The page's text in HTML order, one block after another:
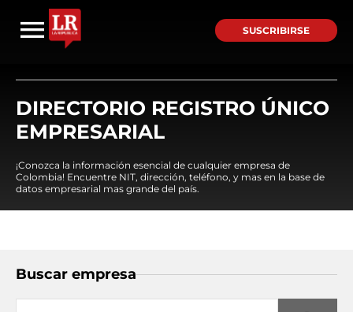
SUSCRIBIRSE
DIRECTORIO REGISTRO ÚNICO
EMPRESARIAL
¡Conozca la información esencial de cualquier empresa de
Colombia! Encuentre NIT, dirección, teléfono, y mas en la base de
datos empresarial mas grande del país.
Buscar empresa